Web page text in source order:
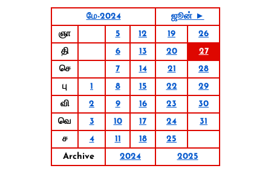
மே-2024
ஜூன் ►
ஞா
5 12 19
26
தி
6 13 20
27
செ
7 14 21
28
பு
1 8 15 22
29
வி
2 9 16 23
30
வெ
3 10 17 24
31
ச
4 11 18
25
Archive
2024 2025